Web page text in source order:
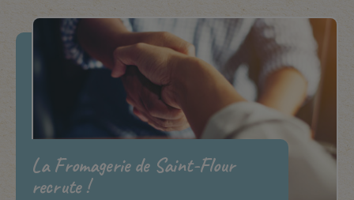
La Fromagerie de Saint-Flour
recrute !